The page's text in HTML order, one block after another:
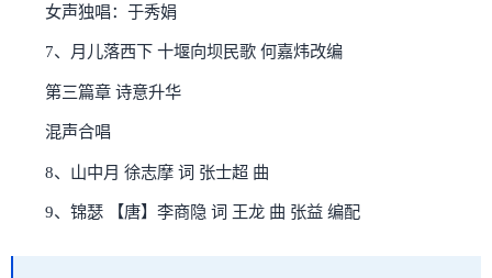
女声独唱：于秀娟
7、月儿落西下 十堰向坝民歌 何嘉炜改编
第三篇章 诗意升华
混声合唱
8、山中月 徐志摩 词 张士超 曲
9、锦瑟 【唐】李商隐 词 王龙 曲 张益 编配